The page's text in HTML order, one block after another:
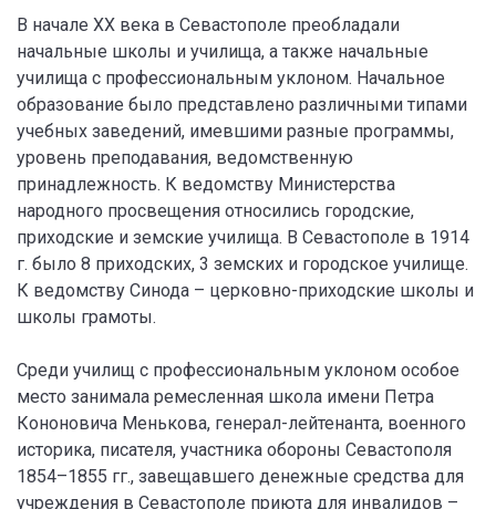
В начале XX века в Севастополе преобладали
начальные школы и училища, а также начальные
училища с профессиональным уклоном. Начальное
образование было представлено различными типами
учебных заведений, имевшими разные программы,
уровень преподавания, ведомственную
принадлежность. К ведомству Министерства
народного просвещения относились городские,
приходские и земские училища. В Севастополе в 1914
г. было 8 приходских, 3 земских и городское училище.
К ведомству Синода – церковно-приходские школы и
школы грамоты.
Среди училищ с профессиональным уклоном особое
место занимала ремесленная школа имени Петра
Кононовича Менькова, генерал-лейтенанта, военного
историка, писателя, участника обороны Севастополя
1854–1855 гг., завещавшего денежные средства для
учреждения в Севастополе приюта для инвалидов –